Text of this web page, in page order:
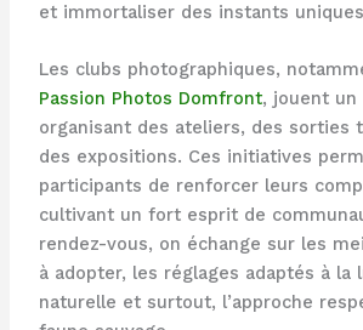
et immortaliser des instants
Les clubs photographiques,
Passion Photos Domfront, jouent un
organisant des ateliers, des sorties
des expositions. Ces initiatives
participants de renforcer leurs
cultivant un fort esprit de
rendez-vous, on échange sur les
à adopter, les réglages adaptés à la
naturelle et surtout, l’approche